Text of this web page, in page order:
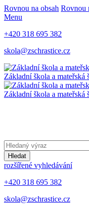
Rovnou na obsah Rovnou
Menu
+420 318 695 382
skola@zschrastice.cz
Základní škola a mateřská
Základní škola a mateřská
Hledat
rozšířené vyhledávání
+420 318 695 382
skola@zschrastice.cz